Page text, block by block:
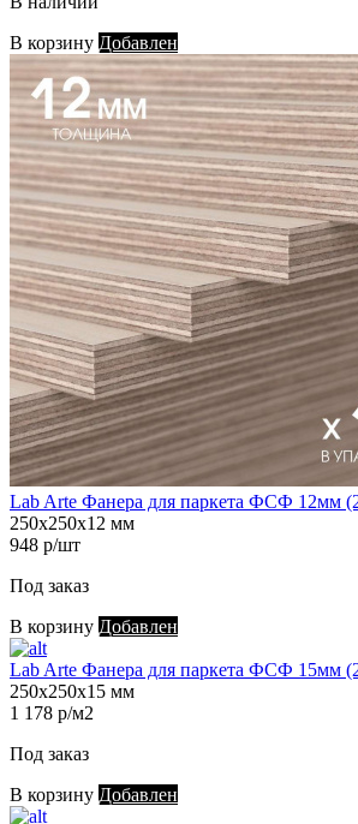
В корзину Добавлен
Lab Arte Фанера для паркета ФСФ 12мм
250х250х12 мм
948 р/шт
Под заказ
В корзину Добавлен
Lab Arte Фанера для паркета ФСФ 15мм
250х250х15 мм
1 178 р/м2
Под заказ
В корзину Добавлен